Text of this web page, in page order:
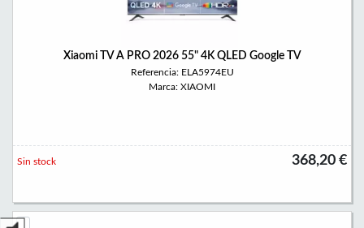
Xiaomi TV A PRO 2026 55" 4K QLED Google TV
Referencia: ELA5974EU
Marca: XIAOMI
368,20 €
Sin stock